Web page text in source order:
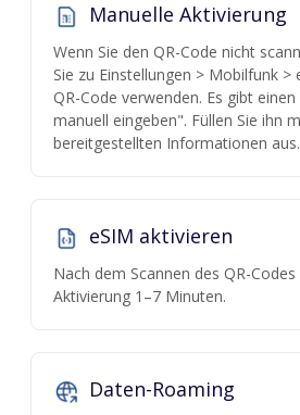
Manuelle Aktivierung
Wenn Sie den QR-Code nicht
Sie zu Einstellungen > Mobilfunk >
QR-Code verwenden. Es gibt
manuell eingeben". Füllen Sie ihn
bereitgestellten Informationen aus.
eSIM aktivieren
Nach dem Scannen des QR-
Aktivierung 1–7 Minuten.
Daten-Roaming